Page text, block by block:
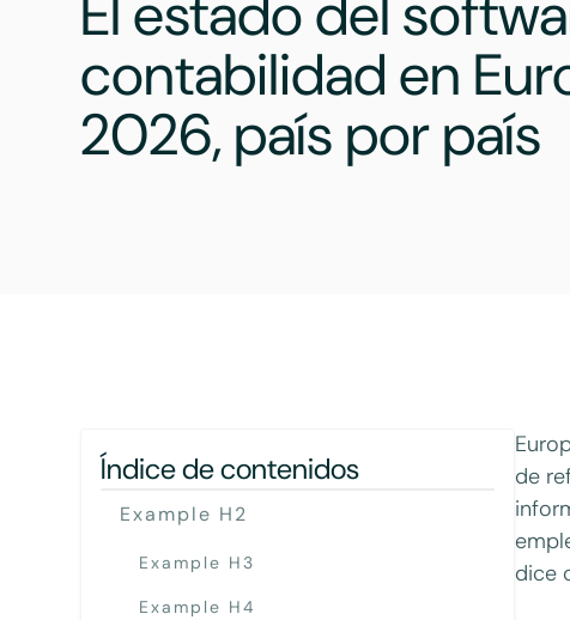
El estado del
contabilidad en
2026, país por país
Índice de contenidos
Example H2
Example H3
Example H4
de
dice